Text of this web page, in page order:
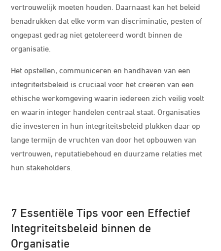
vertrouwelijk moeten houden. Daarnaast kan het beleid
benadrukken dat elke vorm van discriminatie, pesten of
ongepast gedrag niet getolereerd wordt binnen de
organisatie.
Het opstellen, communiceren en handhaven van een
integriteitsbeleid is cruciaal voor het creëren van een
ethische werkomgeving waarin iedereen zich veilig voelt
en waarin integer handelen centraal staat. Organisaties
die investeren in hun integriteitsbeleid plukken daar op
lange termijn de vruchten van door het opbouwen van
vertrouwen, reputatiebehoud en duurzame relaties met
hun stakeholders.
7 Essentiële Tips voor een Effectief
Integriteitsbeleid binnen de
Organisatie